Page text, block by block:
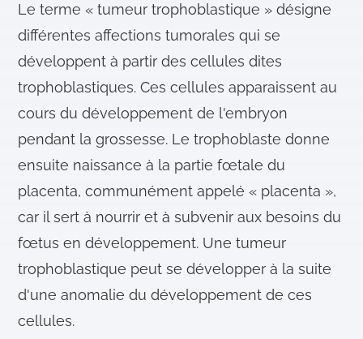
Le terme « tumeur trophoblastique » désigne
différentes affections tumorales qui se
développent à partir des cellules dites
trophoblastiques. Ces cellules apparaissent au
cours du développement de l'embryon
pendant la grossesse. Le trophoblaste donne
ensuite naissance à la partie fœtale du
placenta, communément appelé « placenta »,
car il sert à nourrir et à subvenir aux besoins du
fœtus en développement. Une tumeur
trophoblastique peut se développer à la suite
d'une anomalie du développement de ces
cellules.